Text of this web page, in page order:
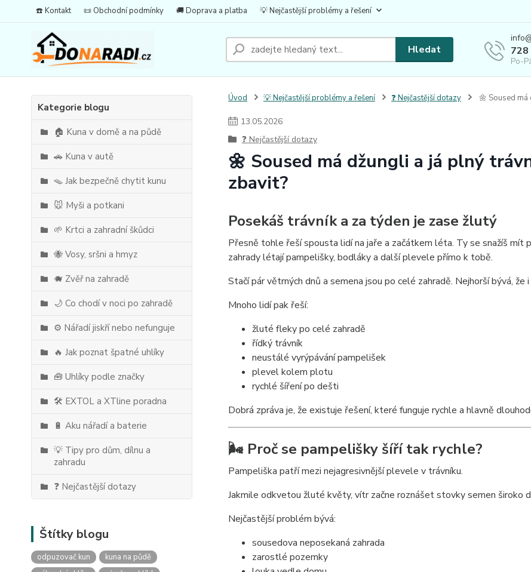
☎️ Kontakt 📜 Obchodní podmínky 🚚 Doprava a platba 💡 Nejčastější problémy a řešení
Hledat 728
Po-
Kategorie blogu
🏠 Kuna v domě a na půdě
🚗 Kuna v autě
🪤 Jak bezpečně chytit kunu
🐭 Myši a potkani
🌱 Krtci a zahradní škůdci
🐝 Vosy, sršni a hmyz
🐗 Zvěř na zahradě
🌙 Co chodí v noci po zahradě
⚙️ Nářadí jiskří nebo nefunguje
🔥 Jak poznat špatné uhlíky
🧰 Uhlíky podle značky
🛠️ EXTOL a XTline poradna
🔋 Aku nářadí a baterie
💡 Tipy pro dům, dílnu a
zahradu
❓ Nejčastější dotazy
Štítky blogu
odpuzovač kun
kuna na půdě
Úvod 💡 Nejčastější problémy a řešení ❓ Nejčastější dotazy 🌼 Soused má
13.05.2026
❓ Nejčastější dotazy
🌼 Soused má džungli a já plný
zbavit?
Posekáš trávník a za týden je zase žlutý
Přesně tohle řeší spousta lidí na jaře a začátkem léta. Ty se snažíš mít
zahrady létají pampelišky, bodláky a další plevele přímo k tobě.
Stačí pár větrných dnů a semena jsou po celé zahradě. Nejhorší bývá,
Mnoho lidí pak řeší:
žluté fleky po celé zahradě
řídký trávník
neustálé vyrýpávání pampelišek
plevel kolem plotu
rychlé šíření po dešti
Dobrá zpráva je, že existuje řešení, které funguje rychle a hlavně
🌬️ Proč se pampelišky šíří tak rychle?
Pampeliška patří mezi nejagresivnější plevele v trávníku.
Jakmile odkvetou žluté květy, vítr začne roznášet stovky semen široko
Nejčastější problém bývá:
sousedova neposekaná zahrada
zarostlé pozemky